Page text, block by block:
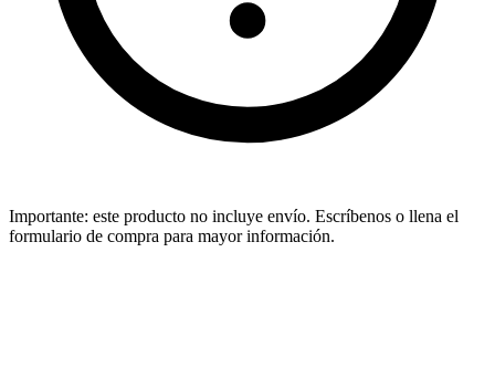
Importante: este producto no incluye envío. Escríbenos o llena el
formulario de compra para mayor información.